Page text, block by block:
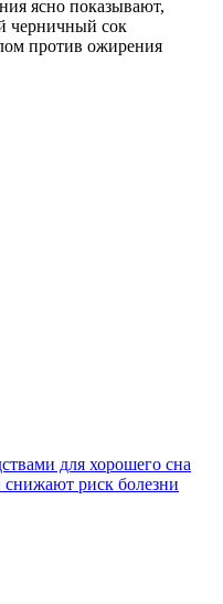
черничный сок
против ожирения
для хорошего сна
риск болезни